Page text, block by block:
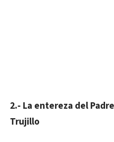
2.- La entereza del
Trujillo